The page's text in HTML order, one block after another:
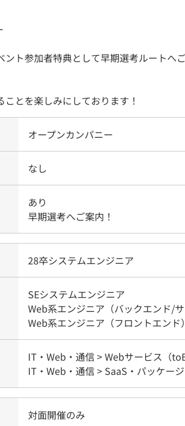
ト参加者特典として早期選考ルートへ
とを楽しみにしております！
オープンカンパニー
なし
あり
早期選考へご案内！
28卒システムエンジニア
SEシステムエンジニア
Web系エンジニア（バックエンド/サ
Web系エンジニア（フロントエンド）
IT・Web・通信 > Webサービス（toB
IT・Web・通信 > SaaS・パッケージ
対面開催のみ